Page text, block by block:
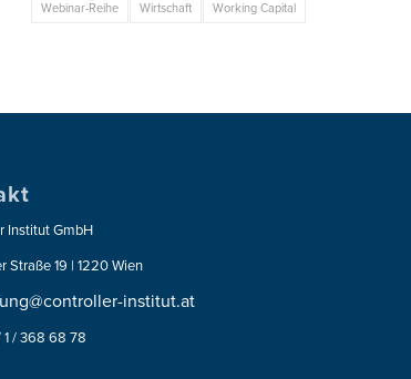
Webinar-Reihe Wirtschaft Working Capital
Institut GmbH
Straße 19 | 1220 Wien
institut.at
1 / 368 68 78